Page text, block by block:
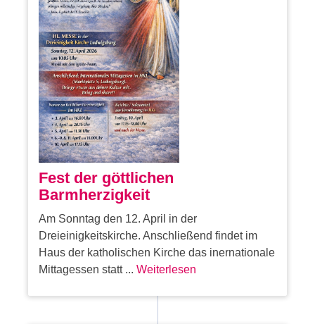
Fest der göttlichen
Barmherzigkeit
Am Sonntag den 12. April in der
Dreieinigkeitskirche. Anschließend findet im
Haus der katholischen Kirche das inernationale
Mittagessen statt ...Weiterlesen